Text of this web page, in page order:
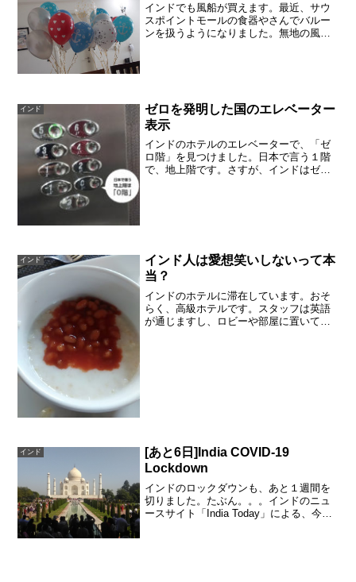
インドでも風船が買えます。最近、サウ
スポイントモールの食器やさんでバルー
ンを扱うようになりました。無地の風船
インド
ゼロを発明した国のエレベーター
表示
インドのホテルのエレベーターで、「ゼ
ロ階」を見つけました。日本で言う１階
で、地上階です。さすが、インドはゼロ
インド
インド人は愛想笑いしないって本
当？
インドのホテルに滞在しています。おそ
らく、高級ホテルです。スタッフは英語
が通じますし、ロビーや部屋に置いてあ
インド
[あと6日]India COVID-19
Lockdown
インドのロックダウンも、あと１週間を
切りました。たぶん。。。インドのニュ
ースサイト「India Today」による、今日